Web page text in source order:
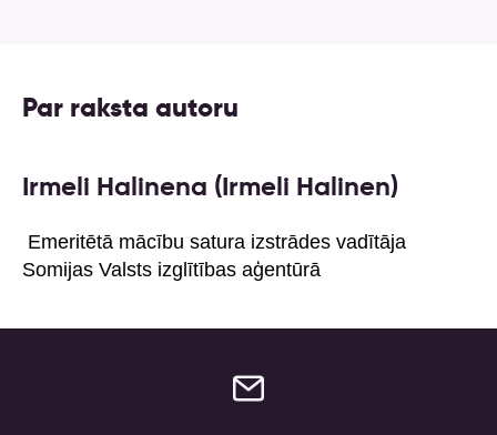
Par raksta autoru
Irmeli Halinena (Irmeli Halinen)
Emeritētā mācību satura izstrādes vadītāja
Somijas Valsts izglītības aģentūrā